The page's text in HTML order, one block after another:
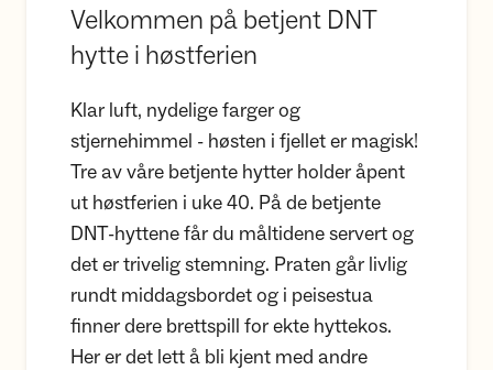
Velkommen på betjent DNT
hytte i høstferien
Klar luft, nydelige farger og
stjernehimmel - høsten i fjellet er magisk!
Tre av våre betjente hytter holder åpent
ut høstferien i uke 40. På de betjente
DNT-hyttene får du måltidene servert og
det er trivelig stemning. Praten går livlig
rundt middagsbordet og i peisestua
finner dere brettspill for ekte hyttekos.
Her er det lett å bli kjent med andre